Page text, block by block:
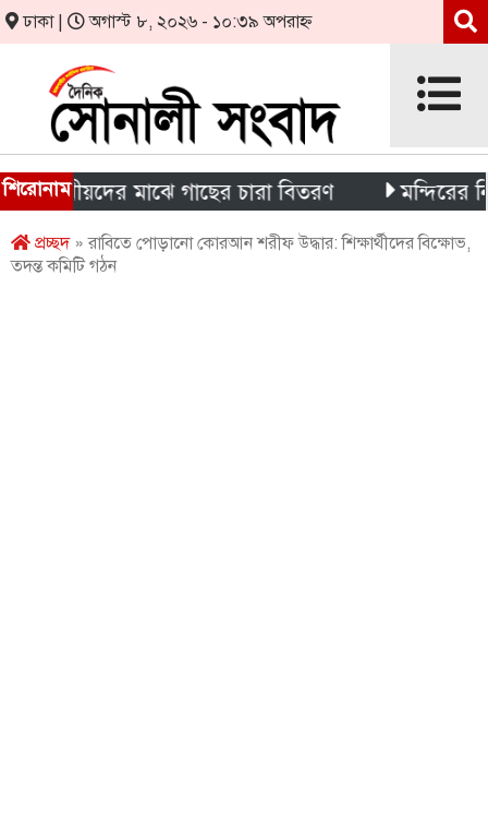
ঢাকা | অগাস্ট ৮, ২০২৬ - ১০:৩৯ অপরাহ্ন
শিরোনামমাঝে গাছের চারা বিতরণ মন্দিরের নিজস্ব
প্রচ্ছদ» রাবিতে পোড়ানো কোরআন শরীফ উদ্ধার: শিক্ষার্থীদের বিক্ষোভ,
তদন্ত কমিটি গঠন